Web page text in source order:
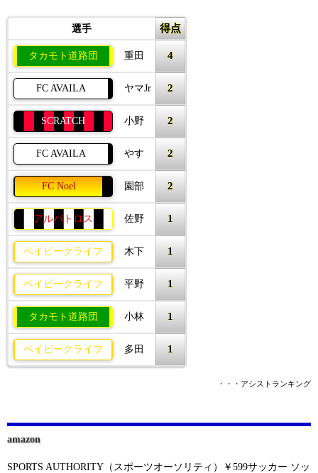
選手 得点
タカモト道路団 重田 4
FC AVAILA ヤマJr 2
SCRATCH 小野 2
FC AVAILA やす 2
FC Noel 園部 2
アルバトロス 佐野 1
ベイビークライフ 木下 1
ベイビークライフ 平野 1
タカモト道路団 小林 1
ベイビークライフ 多田 1
・・・アシストランキング
amazon
SPORTS AUTHORITY（スポーツオーソリティ）￥599サッカー ソッ